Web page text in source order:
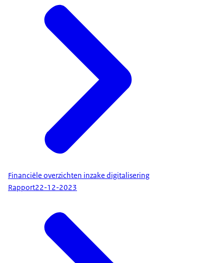
Financiële overzichten inzake digitalisering
Rapport22-12-2023